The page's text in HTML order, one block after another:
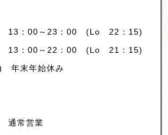
13：00～23：00 (Lo 22：15)
00～22：00 (Lo 21：15)
年末年始休み
常営業